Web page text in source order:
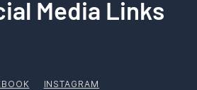
Media Links
INSTAGRAM